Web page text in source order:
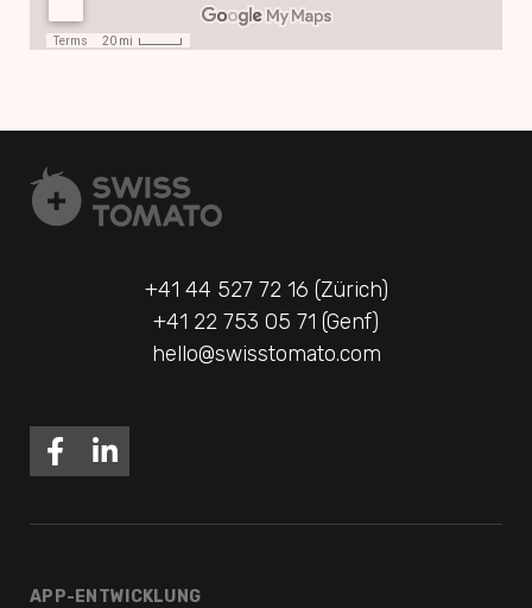
+41 44 527 72 16 (Zürich)
+41 22 753 05 71 (Genf)
hello@swisstomato.com
APP-ENTWICKLUNG